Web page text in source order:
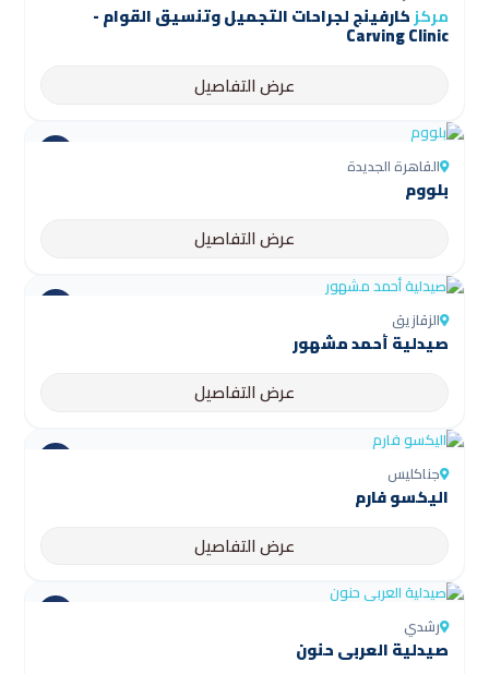
مركزكارفينج لجراحات التجميل وتنسيق القوام -
Carving Clinic
عرض التفاصيل
القاهرة الجديدة
بلووم
عرض التفاصيل
الزقازيق
صيدلية أحمد مشهور
عرض التفاصيل
جناكليس
اليكسو فارم
عرض التفاصيل
رشدي
صيدلية العربى حنون